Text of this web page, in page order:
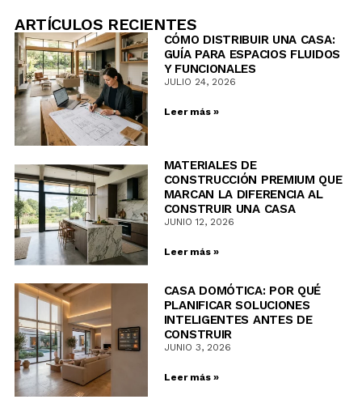
ARTÍCULOS RECIENTES
CÓMO DISTRIBUIR UNA CASA:
GUÍA PARA ESPACIOS FLUIDOS
Y FUNCIONALES
JULIO 24, 2026
Leer más »
MATERIALES DE
CONSTRUCCIÓN PREMIUM QUE
MARCAN LA DIFERENCIA AL
CONSTRUIR UNA CASA
JUNIO 12, 2026
Leer más »
CASA DOMÓTICA: POR QUÉ
PLANIFICAR SOLUCIONES
INTELIGENTES ANTES DE
CONSTRUIR
JUNIO 3, 2026
Leer más »